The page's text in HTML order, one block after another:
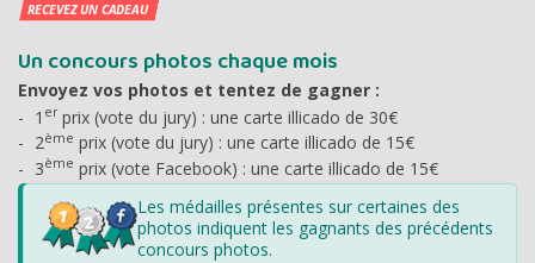
Un concours photos chaque mois
Envoyez vos photos et tentez de gagner :
1 erprix (vote du jury) : une carte illicado de 30€
2ème prix (vote du jury) : une carte illicado de 15€
3ème prix (vote Facebook) : une carte illicado de 15€
Les médailles présentes sur certaines des
photos indiquent les gagnants des précédents
concours photos.